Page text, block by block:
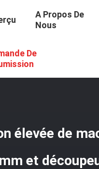
A Propos De
Nous
De
De Fente De Noyau
élevée de
et